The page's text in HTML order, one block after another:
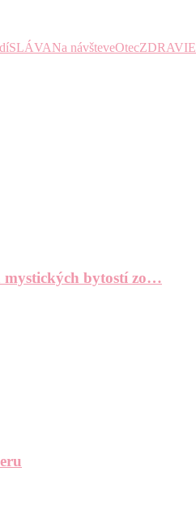
SLÁVANa návšteveOtecZDRAVIE
mystických bytostí zo…